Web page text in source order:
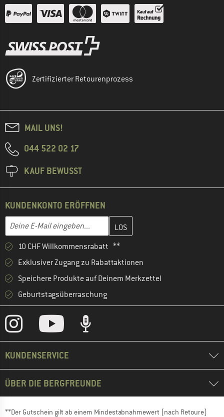
Zertifizierter Retourenprozess
MAIL UNS!
044 522 02 17
KAUF BEWUSST
KUNDENKONTO ERÖFFNEN
E-Mail-Adresse
Gib hier deine E-Mail-Adresse ein und erstelle im nächsten
10 CHF Willkommensrabatt **
Exklusiver Zugang zu Rabattaktionen
Speichere Produkte auf Deinem Merkzettel
Geburtstagsüberraschung
KUNDENSERVICE
ÜBER DIE BERGFREUNDE
**Der Gutschein gilt ab einem Mindestabnahmewert (nach Retoure)